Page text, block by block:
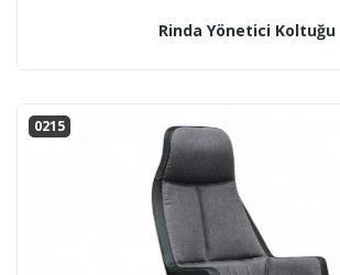
Rinda Yönetici Koltuğu
0215